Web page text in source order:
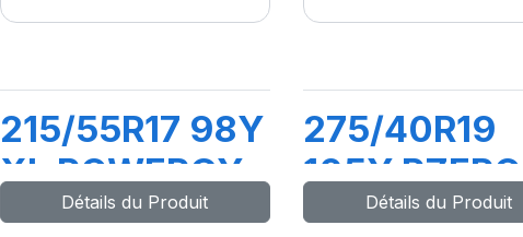
215/55R17 98Y
XL POWERGY
Détails du Produit
275/40R19
105Y PZERO
PZ4 (*)Détails du Produit